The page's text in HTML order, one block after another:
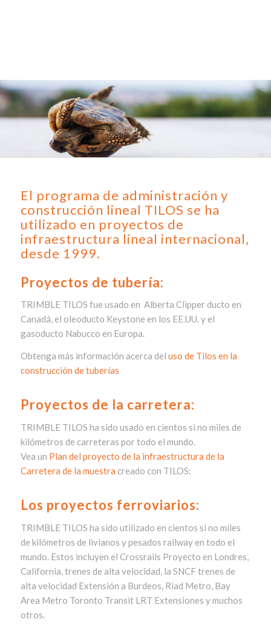
El programa de administración y
construcción lineal TILOS se ha
utilizado en proyectos de
infraestructura lineal internacional,
desde 1999.
Proyectos de tubería:
TRIMBLE TILOS fue usado en Alberta Clipper ducto en
Canadá, el oleoducto Keystone en los EE.UU. y el
gasoducto Nabucco en Europa.
Obtenga más información acerca del uso de Tilos en la
construcción de tuberías
Proyectos de la carretera:
TRIMBLE TILOS ha sido usado en cientos si no miles de
kilómetros de carreteras por todo el mundo.
Vea un Plan del proyecto de la infraestructura de la
Carretera de la muestra creado con TILOS:
Los proyectos ferroviarios:
TRIMBLE TILOS ha sido utilizado en cientos si no miles
de kilómetros de livianos y pesados railway en todo el
mundo. Estos incluyen el Crossrails Proyecto en Londres,
California, trenes de alta velocidad, la SNCF trenes de
alta velocidad Extensión a Burdeos, Riad Metro, Bay
Area Metro Toronto Transit LRT Extensiones y muchos
otros.